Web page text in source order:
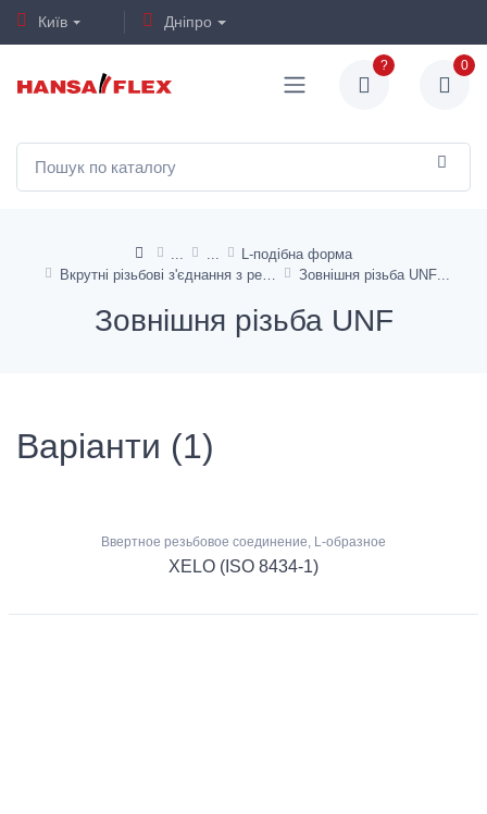
Київ Дніпро
? 0
L-подібна форма
Вкрутні різьбові з'єднання з регулюванням напряму
Зовнішня різьба UNF
Зовнішня різьба UNF
Варіанти (1)
Ввертное резьбовое соединение, L-образное
XELO (ISO 8434-1)